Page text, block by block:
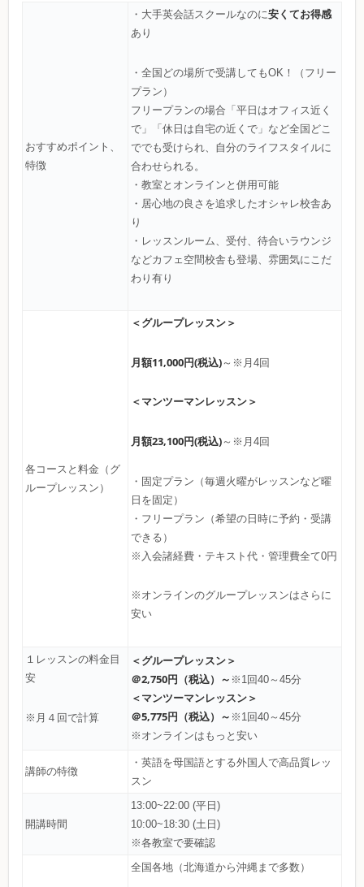
おすすめポイント、
特徴
・大手英会話スクールなのに安くてお得感
あり
・全国どの場所で受講してもOK！（フリー
プラン）
フリープランの場合「平日はオフィス近く
で」「休日は自宅の近くで」など全国どこ
ででも受けられ、自分のライフスタイルに
合わせられる。
・教室とオンラインと併用可能
・居心地の良さを追求したオシャレ校舎あ
り
・レッスンルーム、受付、待合いラウンジ
などカフェ空間校舎も登場、雰囲気にこだ
わり有り
各コースと料金（グ
ループレッスン）
＜グループレッスン＞
月額11,000円(税込)～※月4回
＜マンツーマンレッスン＞
月額23,100円(税込)～※月4回
・固定プラン（毎週火曜がレッスンなど曜
日を固定）
・フリープラン（希望の日時に予約・受講
できる）
※入会諸経費・テキスト代・管理費全て0円
※オンラインのグループレッスンはさらに
安い
１レッスンの料金目
安
※月４回で計算
＜グループレッスン＞
＠2,750円（税込）～ ※1回40～45分
＜マンツーマンレッスン＞
＠5,775円（税込）～ ※1回40～45分
※オンラインはもっと安い
講師の特徴
・英語を母国語とする外国人で高品質レッ
スン
開講時間
13:00~22:00 (平日)
10:00~18:30 (土日)
※各教室で要確認
全国各地（北海道から沖縄まで多数）